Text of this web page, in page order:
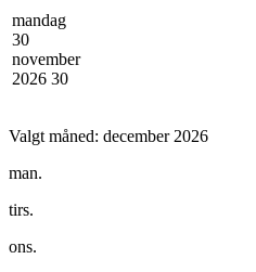
mandag
30
november
2026 30
Valgt måned: december 2026
man.
tirs.
ons.